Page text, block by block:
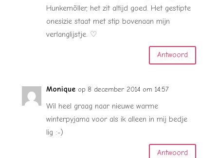
Hunkemöller, het zit altijd goed. Het gestipte
onesizie staat met stip bovenaan mijn
verlanglijstje. ♡
Antwoord
Monique op 8 december 2014 om 14:57
Wil heel graag naar nieuwe warme
winterpyjama voor als ik alleen in mij bedje
lig :-)
Antwoord